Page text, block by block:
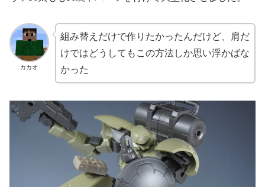
カカオ
組み替えだけで作りたかったんだけど、肩だ
けではどうしてもこの方法しか思い浮かばな
かった